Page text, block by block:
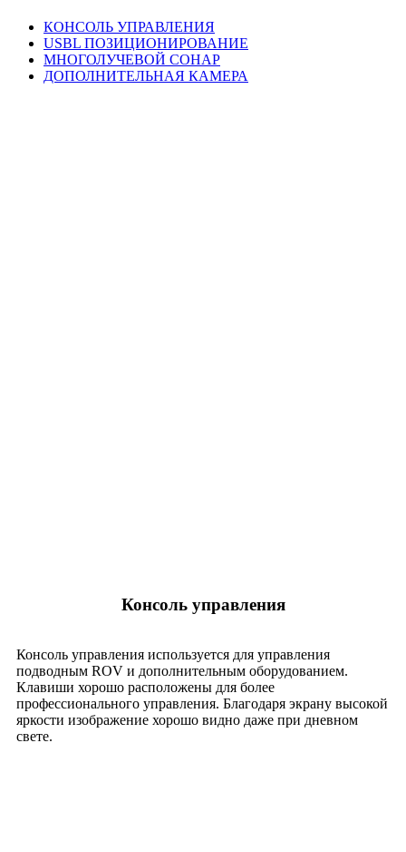
КОНСОЛЬ УПРАВЛЕНИЯ
USBL ПОЗИЦИОНИРОВАНИЕ
МНОГОЛУЧЕВОЙ СОНАР
ДОПОЛНИТЕЛЬНАЯ КАМЕРА
Консоль управления
Консоль управления используется для управления
подводным ROV и дополнительным оборудованием.
Клавиши хорошо расположены для более
профессионального управления. Благодаря экрану высокой
яркости изображение хорошо видно даже при дневном
свете.